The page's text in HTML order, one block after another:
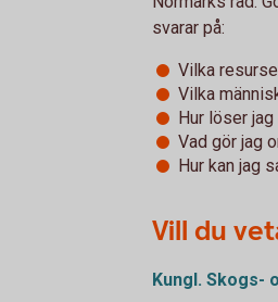
svarar på:
Vilka
Vilka
Hur löser
Vad gör jag
Hur kan jag
Vill du
Kungl. Skogs-